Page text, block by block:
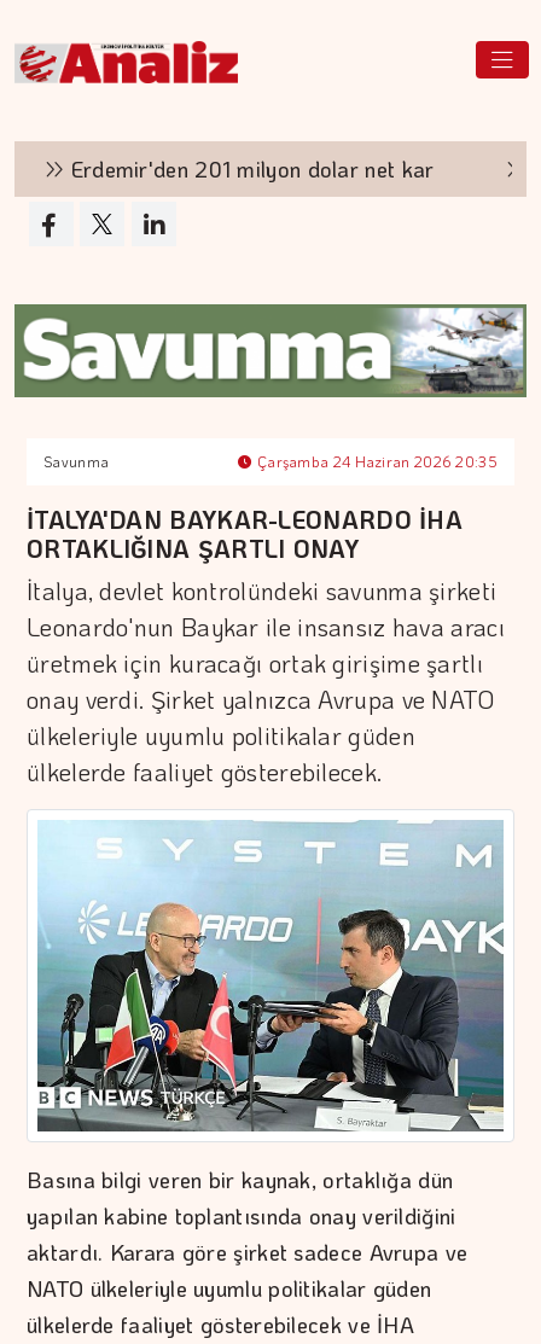
Erdemir'den 201 milyon dolar net kar
Savunma Çarşamba 24 Haziran 2026 20:35
İTALYA'DAN BAYKAR-LEONARDO İHA
ORTAKLIĞINA ŞARTLI ONAY
İtalya, devlet kontrolündeki savunma şirketi
Leonardo'nun Baykar ile insansız hava aracı
üretmek için kuracağı ortak girişime şartlı
onay verdi. Şirket yalnızca Avrupa ve NATO
ülkeleriyle uyumlu politikalar güden
ülkelerde faaliyet gösterebilecek.
Basına bilgi veren bir kaynak, ortaklığa dün
yapılan kabine toplantısında onay verildiğini
aktardı. Karara göre şirket sadece Avrupa ve
NATO ülkeleriyle uyumlu politikalar güden
ülkelerde faaliyet gösterebilecek ve İHA